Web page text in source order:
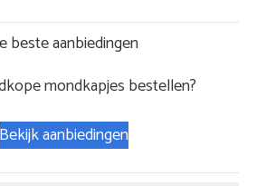
beste aanbiedingen
mondkapjes bestellen?
Bekijk aanbiedingen